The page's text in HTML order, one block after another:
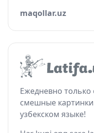
maqollar.uz
Ежедневно
смешные
узбекском языке!